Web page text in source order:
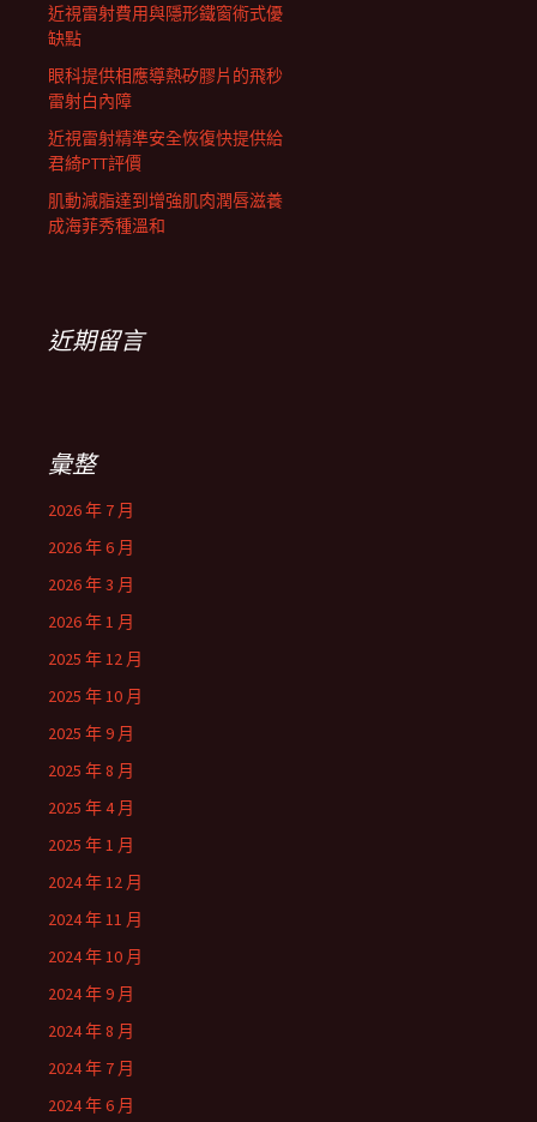
近視雷射費用與隱形鐵窗術式優
缺點
眼科提供相應導熱矽膠片的飛秒
雷射白內障
近視雷射精準安全恢復快提供給
君綺PTT評價
肌動減脂達到增強肌肉潤唇滋養
成海菲秀種溫和
近期留言
彙整
2026 年 7 月
2026 年 6 月
2026 年 3 月
2026 年 1 月
2025 年 12 月
2025 年 10 月
2025 年 9 月
2025 年 8 月
2025 年 4 月
2025 年 1 月
2024 年 12 月
2024 年 11 月
2024 年 10 月
2024 年 9 月
2024 年 8 月
2024 年 7 月
2024 年 6 月